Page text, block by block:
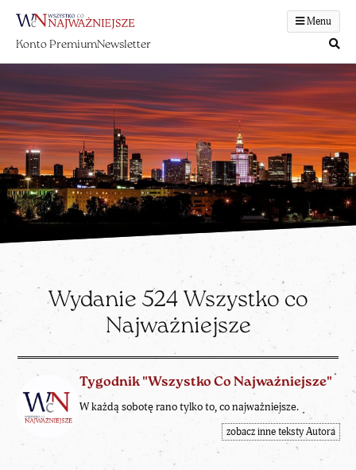
Menu
Konto PremiumNewsletter
Wydanie 524 Wszystko co
Najważniejsze
Tygodnik "Wszystko Co Najważniejsze"
W każdą sobotę rano tylko to, co najważniejsze.
zobacz inne teksty Autora